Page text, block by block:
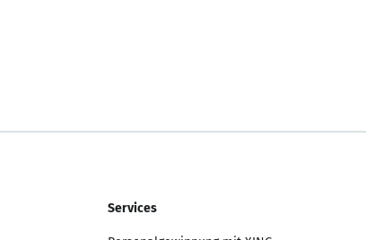
Services